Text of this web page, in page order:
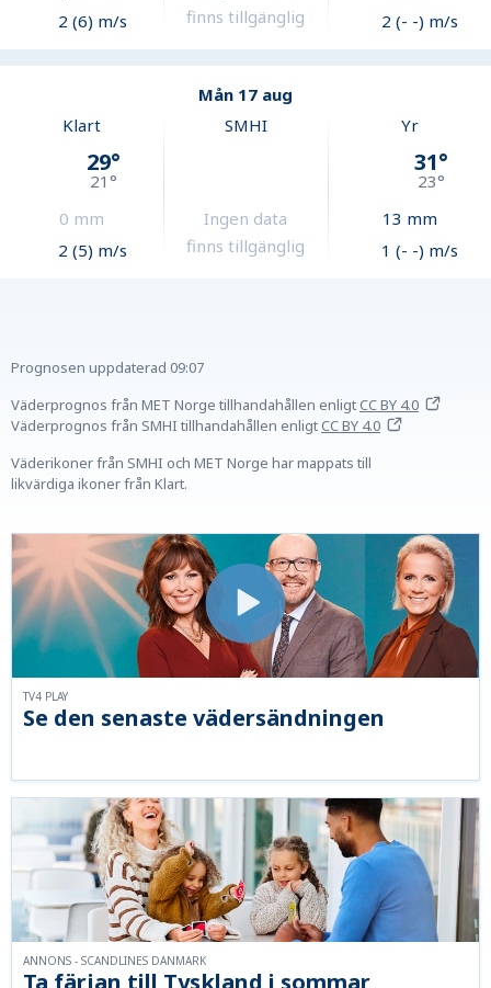
2 (6) m/s
finns tillgänglig
2 (- -) m/s
Mån 17 aug
Klart
29°
21°
0 mm
2 (5) m/s
SMHI
Ingen data
finns tillgänglig
Yr
31°
23°
13 mm
1 (- -) m/s
Prognosen uppdaterad 09:07
Väderprognos från MET Norge tillhandahållen enligtCC BY 4.0
Väderprognos från SMHI tillhandahållen enligtCC BY 4.0
Väderikoner från SMHI och MET Norge har mappats till
likvärdiga ikoner från Klart.
Se den senaste vädersändningen
TV4 PLAY
ANNONS - SCANDLINES DANMARK